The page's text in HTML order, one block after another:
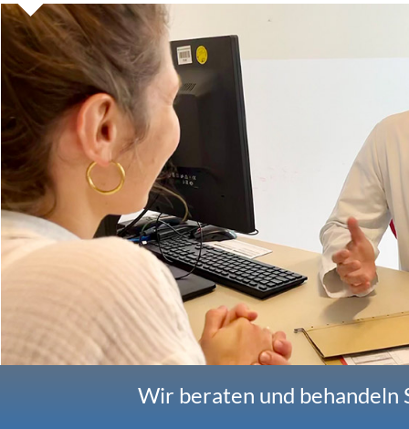
Wir beraten und behandeln